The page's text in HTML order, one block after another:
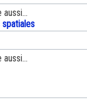
aussi...
aussi...